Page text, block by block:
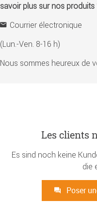
savoir plus sur nos produits
Courrier électronique
(Lun.-Ven. 8-16 h)
Nous sommes heureux de
Les clients
Es sind noch keine
die
Poser